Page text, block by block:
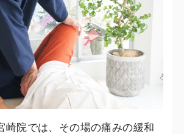
崎院では、その場の痛みの緩和